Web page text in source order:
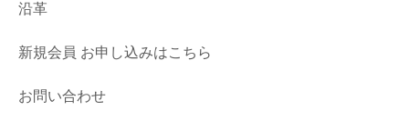
沿革
新規会員 お申し込みはこちら
お問い合わせ